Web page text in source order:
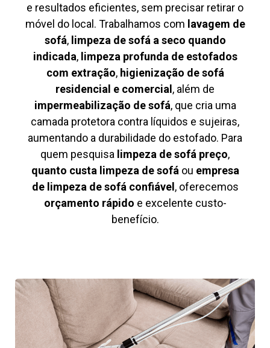
e resultados eficientes, sem precisar retirar o
móvel do local. Trabalhamos com lavagem de
sofá, limpeza de sofá a seco quando
indicada, limpeza profunda de estofados
com extração, higienização de sofá
residencial e comercial , além de
impermeabilização de sofá, que cria uma
camada protetora contra líquidos e sujeiras,
aumentando a durabilidade do estofado. Para
quem pesquisa limpeza de sofá preço,
quanto custa limpeza de sofáou empresa
de limpeza de sofá confiável , oferecemos
orçamento rápido e excelente custo-
benefício.